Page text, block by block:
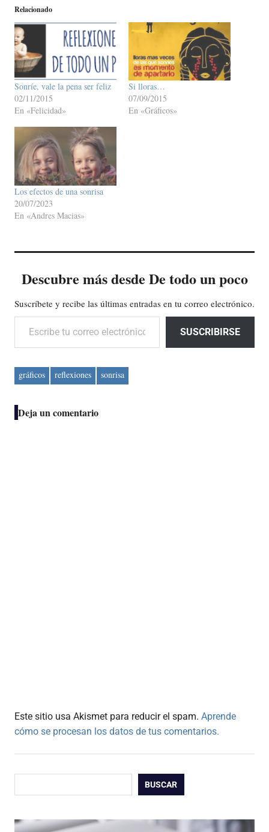
Relacionado
Sonríe, vale la pena ser feliz
02/11/2015
En «Felicidad»
Si lloras…
07/09/2015
En «Gráficos»
Los efectos de una sonrisa
20/07/2023
En «Andres Macias»
Descubre más desde De todo un poco
Suscríbete y recibe las últimas entradas en tu correo electrónico.
Escribe tu correo electrónico…
SUSCRIBIRSE
gráficos reflexiones sonrisa
Deja un comentario
Este sitio usa Akismet para reducir el spam. Aprende
cómo se procesan los datos de tus comentarios.
BUSCAR